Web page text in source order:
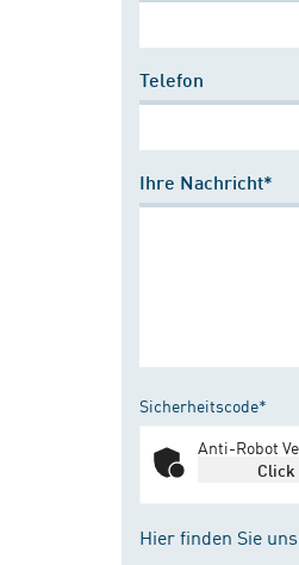
Telefon
Ihre Nachricht*
Sicherheitscode*
Anti-Robot
Hier finden Sie